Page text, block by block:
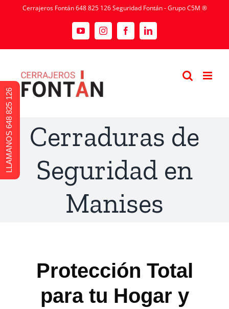
Cerrajeros Fontán 648 825 126 Seguridad Fontán - Grupo C5M ®
Cerraduras de
Seguridad en
Manises
Protección Total
para tu Hogar y
LLAMANOS 648 825 126